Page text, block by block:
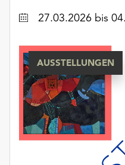
Datum27.03.2026 bis
AUSSTELLUNGEN